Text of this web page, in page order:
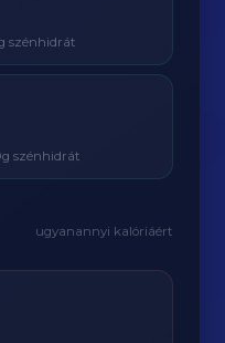
szénhidrát
szénhidrát
ugyanannyi kalóriáért